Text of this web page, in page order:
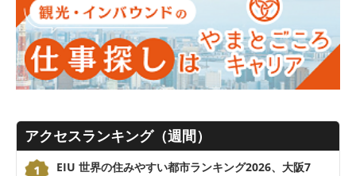
アクセスランキング（週間）
EIU 世界の住みやすい都市ランキング2026、大阪7